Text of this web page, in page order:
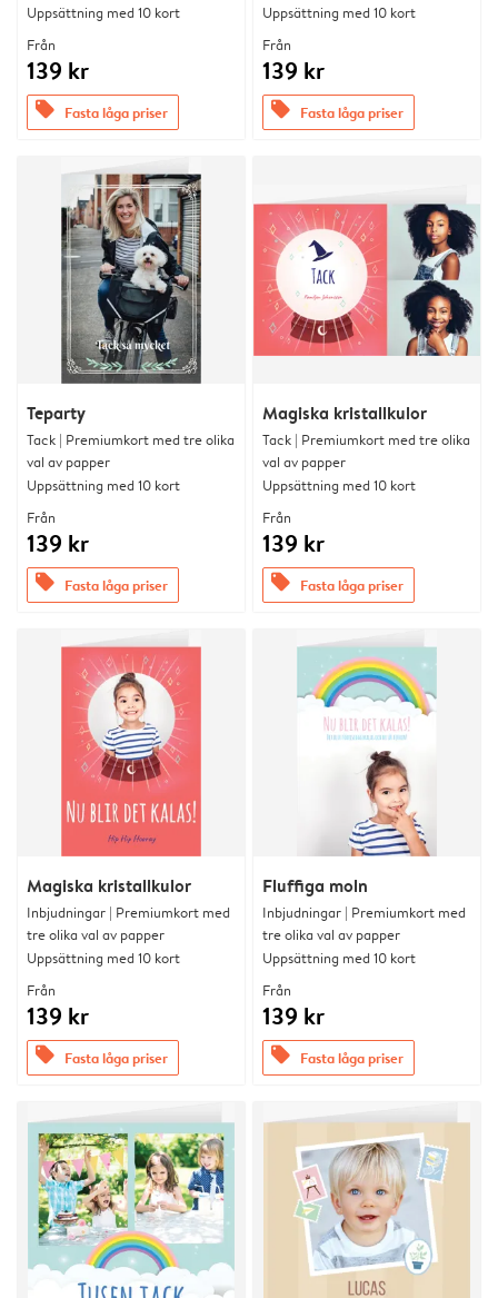
Uppsättning med 10 kort
Från
139 kr
offers Fasta låga priser
Uppsättning med 10 kort
Från
139 kr
offers Fasta låga priser
Teparty
Tack | Premiumkort med tre olika
val av papper
Uppsättning med 10 kort
Från
139 kr
offers Fasta låga priser
Magiska kristallkulor
Tack | Premiumkort med tre olika
val av papper
Uppsättning med 10 kort
Från
139 kr
offers Fasta låga priser
Magiska kristallkulor
Inbjudningar | Premiumkort med
tre olika val av papper
Uppsättning med 10 kort
Från
139 kr
offers Fasta låga priser
Fluffiga moln
Inbjudningar | Premiumkort med
tre olika val av papper
Uppsättning med 10 kort
Från
139 kr
offers Fasta låga priser